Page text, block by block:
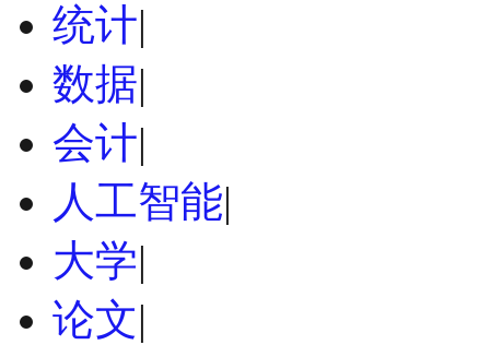
统计|
数据|
会计|
人工智能|
大学|
论文|